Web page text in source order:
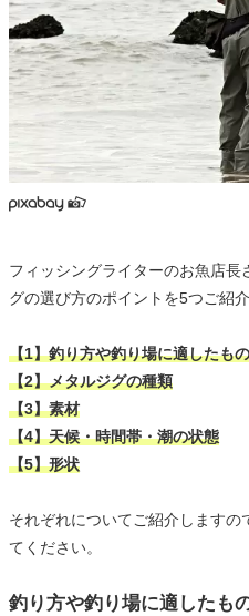
フィッシングライターのお魚店
グの選び方のポイントを5つご紹介
【1】釣り方や釣り場に適したもの
【2】メタルジグの種類
【3】素材
【4】天候・時間帯・潮の状態
【5】形状
それぞれについてご紹介します
てください。
釣り方や釣り場に適したも